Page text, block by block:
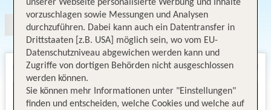
unserer Webseite personalisierte Werbung und Inhalte
vorzuschlagen sowie Messungen und Analysen
durchzuführen. Dabei kann auch ein Datentransfer in
Drittstaaten [z.B. USA] möglich sein, wo vom EU-
Datenschutzniveau abgewichen werden kann und
Zugriffe von dortigen Behörden nicht ausgeschlossen
werden können.
Sie können mehr Informationen unter "Einstellungen"
finden und entscheiden, welche Cookies und welche auf